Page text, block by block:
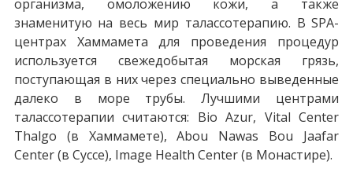
организма, омоложению кожи, а также
знаменитую на весь мир талассотерапию. В SPA-
центрах Хаммамета для проведения процедур
используется свежедобытая морская грязь,
поступающая в них через специально выведенные
далеко в море трубы. Лучшими центрами
талассотерапии считаются: Bio Azur, Vital Center
Thalgo (в Хаммамете), Abou Nawas Bou Jaafar
Center (в Суссе), Image Health Center (в Монастире).